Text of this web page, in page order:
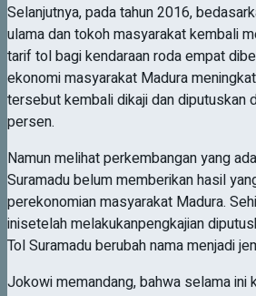
Selanjutnya, pada tahun 2016,
ulama dan tokoh masyarakat kembali
tarif tol bagi kendaraan roda empat
ekonomi masyarakat Madura
tersebut kembali dikaji dan diputuskan
persen.
Namun melihat perkembangan yang
Suramadu belum memberikan hasil
perekonomian masyarakat Madura.
inisetelah melakukanpengkajian
Tol Suramadu berubah nama menjadi
Jokowi memandang, bahwa selama ini